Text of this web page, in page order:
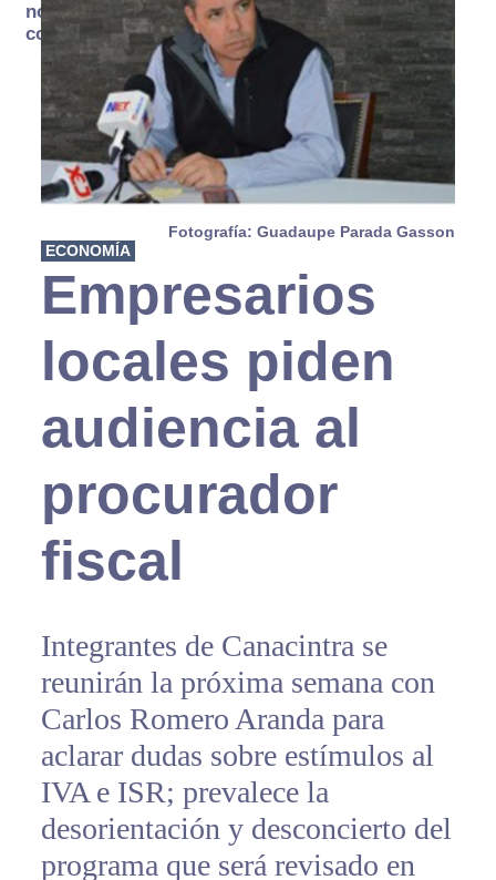
no se
consume
Fotografía: Guadaupe Parada Gasson
ECONOMÍA
Empresarios
locales piden
audiencia al
procurador
fiscal
Integrantes de Canacintra se
reunirán la próxima semana con
Carlos Romero Aranda para
aclarar dudas sobre estímulos al
IVA e ISR; prevalece la
desorientación y desconcierto del
programa que será revisado en